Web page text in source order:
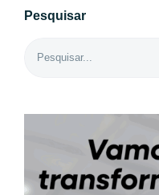
Pesquisar